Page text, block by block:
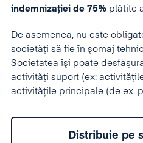
indemnizaţiei de 75% plătite
De asemenea, nu este
societăţi să fie în şomaj
Societatea îşi poate
activităţi suport (ex:
activităţile principale (de ex.
Distribuie pe